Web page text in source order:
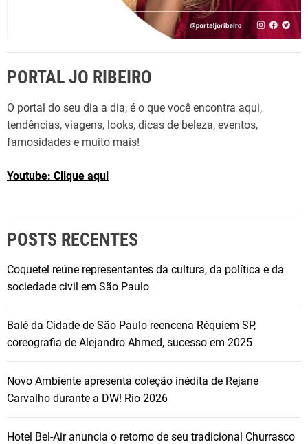
PORTAL JO RIBEIRO
O portal do seu dia a dia, é o que você encontra aqui,
tendências, viagens, looks, dicas de beleza, eventos,
famosidades e muito mais!
Youtube: Clique aqui
POSTS RECENTES
Coquetel reúne representantes da cultura, da política e da
sociedade civil em São Paulo
Balé da Cidade de São Paulo reencena Réquiem SP,
coreografia de Alejandro Ahmed, sucesso em 2025
Novo Ambiente apresenta coleção inédita de Rejane
Carvalho durante a DW! Rio 2026
Hotel Bel-Air anuncia o retorno de seu tradicional Churrasco